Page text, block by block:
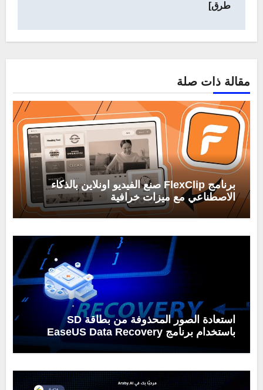
طرق]
مقالة ذات صلة
برنامج FlexClip صنع الفيديو اونلاين بالذكاء
الاصطناعي مع ميزات خرافية
استعادة الصور المحذوفة من بطاقة SD
باستخدام برنامج EaseUS Data Recovery